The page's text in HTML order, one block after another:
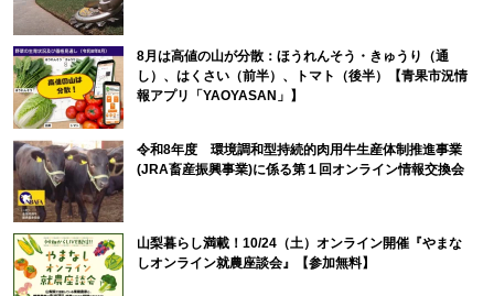
8月は高値の山が分散：ほうれんそう・きゅうり（通
し）、はくさい（前半）、トマト（後半）【青果市況情
報アプリ「YAOYASAN」】
令和8年度 環境調和型持続的肉用牛生産体制推進事業
(JRA畜産振興事業)に係る第１回オンライン情報交換会
山梨暮らし満載！10/24（土）オンライン開催『やまな
しオンライン就農座談会』【参加無料】